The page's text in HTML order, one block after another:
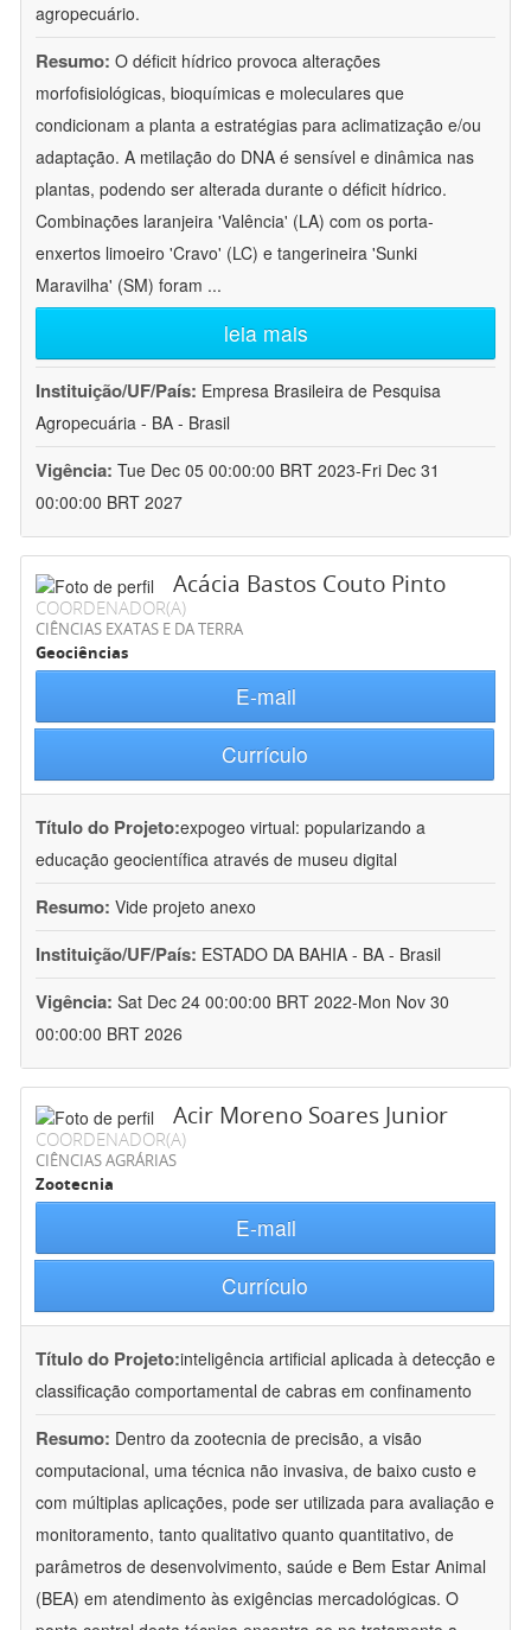
agropecuário.
Resumo: O déficit hídrico provoca alterações
morfofisiológicas, bioquímicas e moleculares que
condicionam a planta a estratégias para aclimatização e/ou
adaptação. A metilação do DNA é sensível e dinâmica nas
plantas, podendo ser alterada durante o déficit hídrico.
Combinações laranjeira 'Valência' (LA) com os porta-
enxertos limoeiro 'Cravo' (LC) e tangerineira 'Sunki
Maravilha' (SM) foram ...
leia mais
Instituição/UF/País: Empresa Brasileira de Pesquisa
Agropecuária - BA - Brasil
Vigência: Tue Dec 05 00:00:00 BRT 2023-Fri Dec 31
00:00:00 BRT 2027
Acácia Bastos Couto Pinto
COORDENADOR(A)
CIÊNCIAS EXATAS E DA TERRA
Geociências
E-mail
Currículo
Título do Projeto:expogeo virtual: popularizando a
educação geocientífica através de museu digital
Resumo: Vide projeto anexo
Instituição/UF/País: ESTADO DA BAHIA - BA - Brasil
Vigência: Sat Dec 24 00:00:00 BRT 2022-Mon Nov 30
00:00:00 BRT 2026
Acir Moreno Soares Junior
COORDENADOR(A)
CIÊNCIAS AGRÁRIAS
Zootecnia
E-mail
Currículo
Título do Projeto:inteligência artificial aplicada à detecção e
classificação comportamental de cabras em confinamento
Resumo: Dentro da zootecnia de precisão, a visão
computacional, uma técnica não invasiva, de baixo custo e
com múltiplas aplicações, pode ser utilizada para avaliação e
monitoramento, tanto qualitativo quanto quantitativo, de
parâmetros de desenvolvimento, saúde e Bem Estar Animal
(BEA) em atendimento às exigências mercadológicas. O